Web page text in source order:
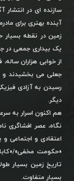
سازنده ای در انتشار
آینده بهتری برای
زمین در نقطه بسیار
یک بیداری جمعی در
از خوابی هزاران
جعلی می بخشیدند و
رسیدن به آزادی
دیگر.
هم اکنون اسرار به
نگاه، عصر افشاگری
اعتقادی و اجتماعی
«حکومت مخفی»/
تاریخ زمین بسیار
بسیار متفاوت.